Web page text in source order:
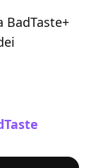
BadTaste+